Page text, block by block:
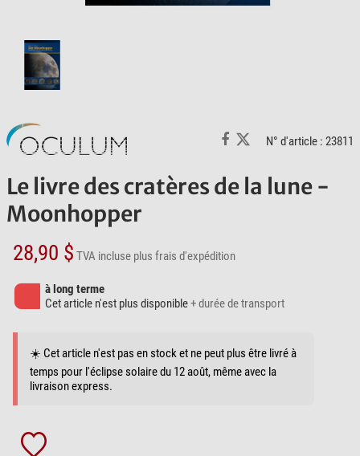
N° d'article : 23811
Le livre des cratères de la lune -
Moonhopper
28,90 $ TVA incluse plus frais d'expédition
à long terme
Cet article n'est plus disponible+ durée de transport
☀️ Cet article n'est pas en stock et ne peut plus être livré à
temps pour l'éclipse solaire du 12 août, même avec la
livraison express.